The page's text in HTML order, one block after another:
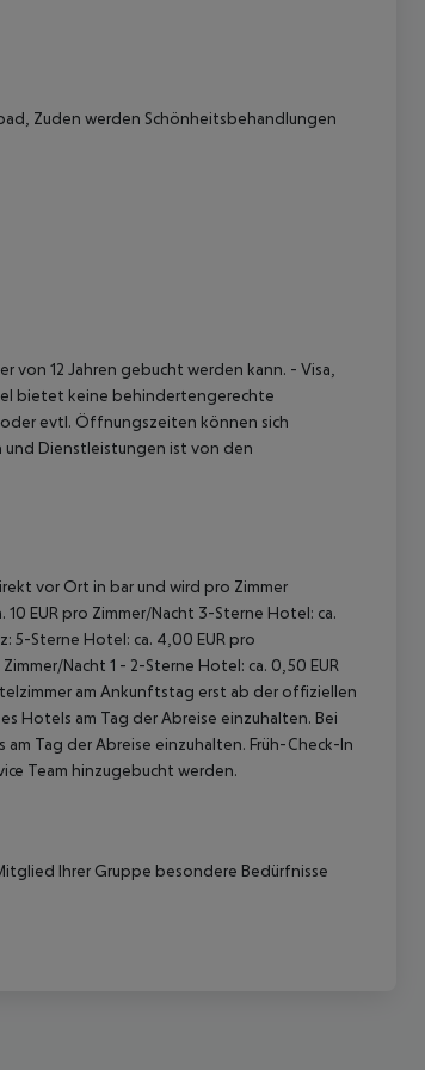
Zuden werden Schönheitsbehandlungen
von 12 Jahren gebucht werden kann. - Visa,
bietet keine behindertengerechte
evtl. Öffnungszeiten können sich
und Dienstleistungen ist von den
vor Ort in bar und wird pro Zimmer
EUR pro Zimmer/Nacht 3-Sterne Hotel: ca.
5-Sterne Hotel: ca. 4,00 EUR pro
Nacht 1 - 2-Sterne Hotel: ca. 0,50 EUR
am Ankunftstag erst ab der offiziellen
Hotels am Tag der Abreise einzuhalten. Bei
Tag der Abreise einzuhalten. Früh-Check-In
Team hinzugebucht werden.
Ihrer Gruppe besondere Bedürfnisse